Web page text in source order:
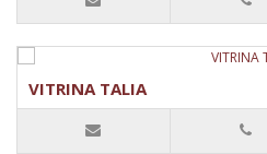
VITRINA TALIA